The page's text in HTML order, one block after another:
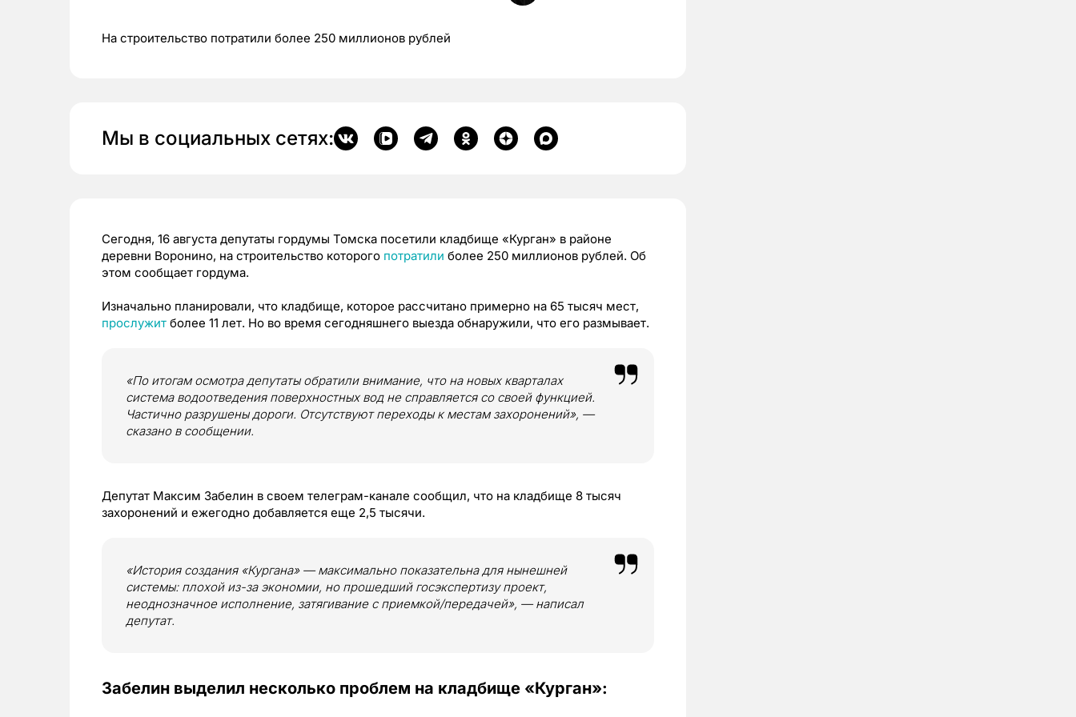
На строительство потратили более 250 миллионов рублей
Мы в социальных сетях:
Сегодня, 16 августа депутаты гордумы Томска посетили кладбище «Курган» в районе
деревни Воронино, на строительство которого потратили более 250 миллионов рублей. Об
этом сообщает гордума.
Изначально планировали, что кладбище, которое рассчитано примерно на 65 тысяч мест,
прослужит более 11 лет. Но во время сегодняшнего выезда обнаружили, что его размывает.
«По итогам осмотра депутаты обратили внимание, что на новых кварталах
система водоотведения поверхностных вод не справляется со своей функцией.
Частично разрушены дороги. Отсутствуют переходы к местам захоронений», —
сказано в сообщении.
Депутат Максим Забелин в своем телеграм-канале сообщил, что на кладбище 8 тысяч
захоронений и ежегодно добавляется еще 2,5 тысячи.
«История создания «Кургана» — максимально показательна для нынешней
системы: плохой из-за экономии, но прошедший госэкспертизу проект,
неоднозначное исполнение, затягивание с приемкой/передачей», — написал
депутат.
Забелин выделил несколько проблем на кладбище «Курган»: